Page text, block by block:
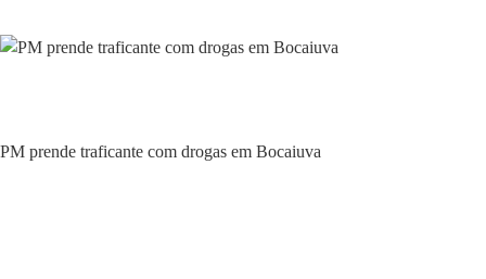
PM prende traficante com drogas em Bocaiuva